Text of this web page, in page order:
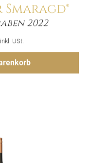
2022
inkl. USt.
Menge
Hinzufügen